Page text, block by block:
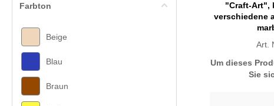
Süßwasserperlen
Farbton
Beige
Blau
Braun
"Craft-Art",
verschiedene
Art.
Um dieses
Sie